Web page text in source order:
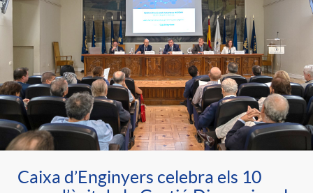
Caixa d’Enginyers celebra els 10